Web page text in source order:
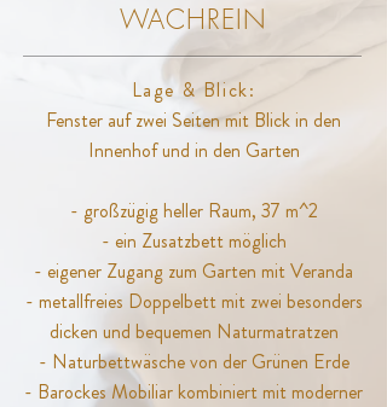
WACHREIN
Lage & Blick:
Fenster auf zwei Seiten mit Blick in den
Innenhof und in den Garten
- großzügig heller Raum, 37 m^2
- ein Zusatzbett möglich
- eigener Zugang zum Garten mit Veranda
- metallfreies Doppelbett mit zwei besonders
dicken und bequemen Naturmatratzen
- Naturbettwäsche von der Grünen Erde
- Barockes Mobiliar kombiniert mit moderner